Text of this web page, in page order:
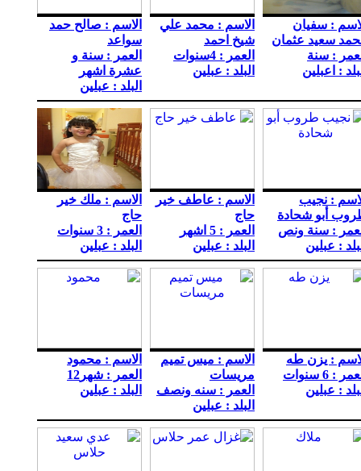
: سفيان
سعيد عثمان
: سنة
: اعبلين
الاسم : محمد علي
شيخ احمد
العمر : 4سنوات
البلد : عبلين
الاسم : صالح حمد
سواعد
العمر : سنة و
عشرة اشهر
البلد : عبلين
: نجيب
أبو شحادة
: سنة ونص
: عبلين
الاسم : عاطف خير
حاج
العمر : 5 اشهر
البلد : عبلين
الاسم : ملك خير
حاج
العمر : 3 سنوات
البلد : عبلين
: يزن طه
: 6 سنوات
: عبلين
الاسم : ميس تميم
مريسات
العمر : سنه ونصف
البلد : عبلين
الاسم : محمود
العمر : شهر12
البلد : عبلين